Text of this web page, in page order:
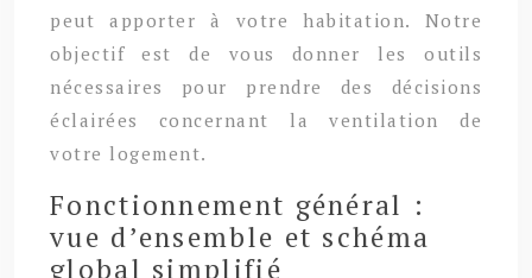
peut apporter à votre habitation. Notre
objectif est de vous donner les outils
nécessaires pour prendre des décisions
éclairées concernant la ventilation de
votre logement.
Fonctionnement général :
vue d’ensemble et schéma
global simplifié